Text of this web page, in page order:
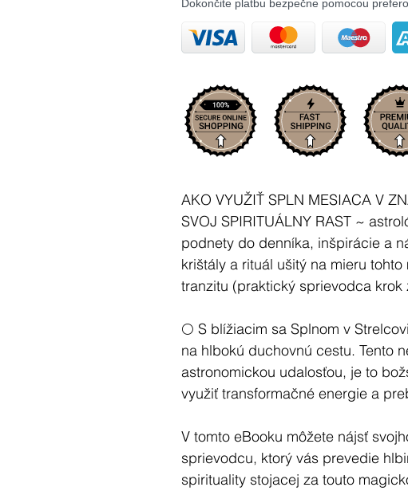
Dokončite platbu bezpečne pomocou
AKO VYUŽIŤ SPLN MESIACA V
SVOJ SPIRITUÁLNY RAST ~
podnety do denníka, inšpirácie a
krištály a rituál ušitý na mieru tohto
tranzitu (praktický sprievodca krok
🌕 S blížiacim sa Splnom v
na hlbokú duchovnú cestu. Tento
astronomickou udalosťou, je to
využiť transformačné energie a
V tomto eBooku môžete nájsť
sprievodcu, ktorý vás prevedie
spirituality stojacej za touto